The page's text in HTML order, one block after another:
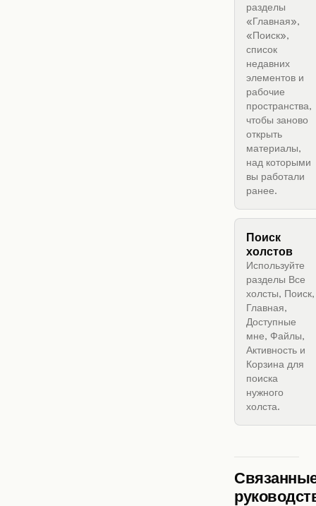
разделы
«Главная»,
«Поиск»,
список
недавних
элементов и
рабочие
пространства,
чтобы заново
открыть
материалы,
над которыми
вы работали
ранее.
Поиск
холстов
Используйте
разделы Все
холсты, Поиск,
Главная,
Доступные
мне, Файлы,
Активность и
Корзина для
поиска
нужного
холста.